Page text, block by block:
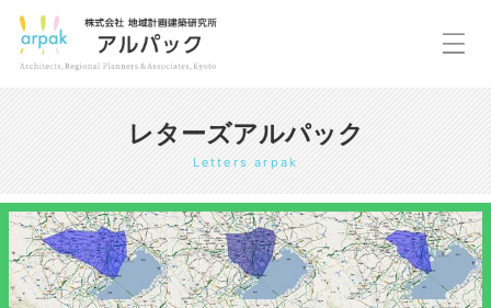
レターズアルパック
Letters arpak